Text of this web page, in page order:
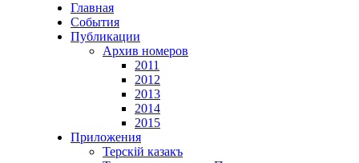
Главная
События
Публикации
Архив номеров
2011
2012
2013
2014
2015
Приложения
Терскiй казакъ